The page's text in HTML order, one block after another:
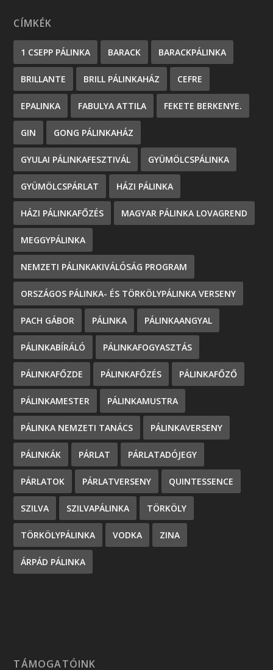
CÍMKÉK
1 CSEPP PÁLINKA BARACK BARACKPÁLINKA
BRILLANTE BRILL PÁLINKAHÁZ CEFRE
EPALINKA FABULYA ATTILA FEKETE BERKENYE.
GIN GONG PÁLINKAHÁZ
GYULAI PÁLINKAFESZTIVÁL GYÜMÖLCSPÁLINKA
GYÜMÖLCSPÁRLAT HÁZI PÁLINKA
HÁZI PÁLINKAFŐZÉS MAGYAR PÁLINKA LOVAGREND
MEGGYPÁLINKA
NEMZETI PÁLINKAKIVÁLÓSÁG PROGRAM
ORSZÁGOS PÁLINKA- ÉS TÖRKÖLYPÁLINKA VERSENY
PACH GÁBOR PÁLINKA PÁLINKAANGYAL
PÁLINKABÍRÁLÓ PÁLINKAFOGYASZTÁS
PÁLINKAFŐZDE PÁLINKAFŐZÉS PÁLINKAFŐZŐ
PÁLINKAMESTER PÁLINKAMUSTRA
PÁLINKA NEMZETI TANÁCS PÁLINKAVERSENY
PÁLINKÁK PÁRLAT PÁRLATADÓJEGY
PÁRLATOK PÁRLATVERSENY QUINTESSENCE
SZILVA SZILVAPÁLINKA TÖRKÖLY
TÖRKÖLYPÁLINKA VODKA ZINA
ÁRPÁD PÁLINKA
TÁMOGATÓINK